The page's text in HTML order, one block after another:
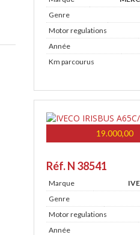
Genre
Motor regulations
Année
Km parcourus
19.000,00
Réf. N 38541
Marque
Genre
Motor regulations
Année